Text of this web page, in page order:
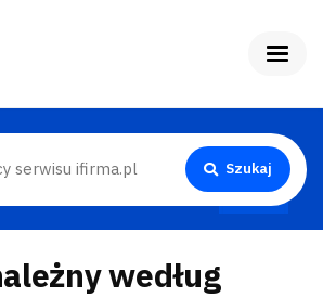
Szukaj
według